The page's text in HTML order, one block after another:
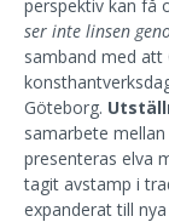
perspektiv kan få
ser inte linsen
samband med att
Göteborg.
samarbete
presenteras elva
tagit avstamp i
expanderat till